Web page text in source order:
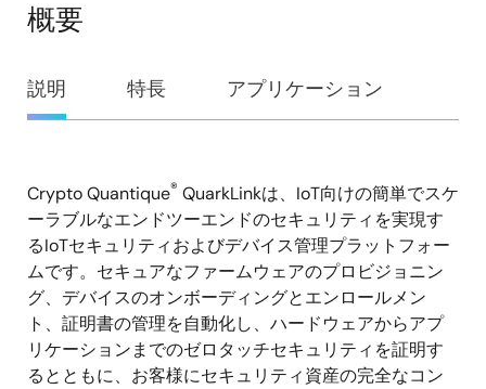
概要
概
要
説明 特長 アプリケーション
説
明
Crypto Quantique® QuarkLinkは、IoT向けの簡単でスケ
ーラブルなエンドツーエンドのセキュリティを実現す
るIoTセキュリティおよびデバイス管理プラットフォー
ムです。セキュアなファームウェアのプロビジョニン
グ、デバイスのオンボーディングとエンロールメン
ト、証明書の管理を自動化し、ハードウェアからアプ
リケーションまでのゼロタッチセキュリティを証明す
るとともに、お客様にセキュリティ資産の完全なコン